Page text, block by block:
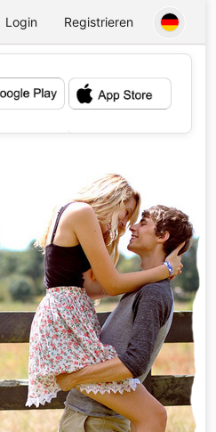
Login Registrieren